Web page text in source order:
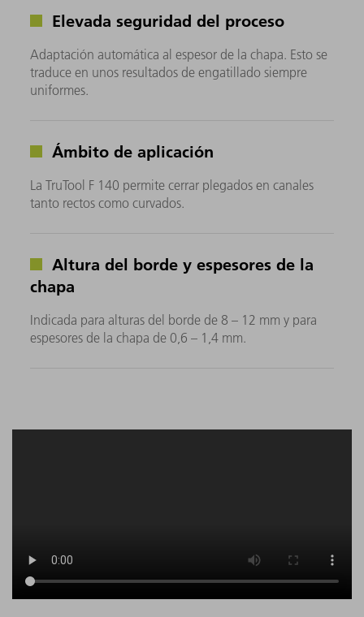
Elevada seguridad del proceso
Adaptación automática al espesor de la chapa. Esto se
traduce en unos resultados de engatillado siempre
uniformes.
Ámbito de aplicación
La TruTool F 140 permite cerrar plegados en canales
tanto rectos como curvados.
Altura del borde y espesores de la
chapa
Indicada para alturas del borde de 8 – 12 mm y para
espesores de la chapa de 0,6 – 1,4 mm.